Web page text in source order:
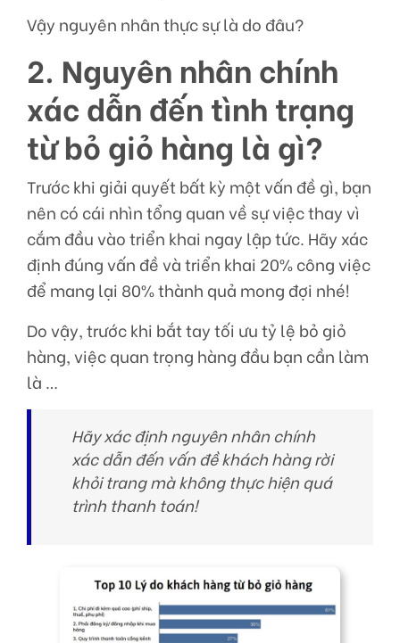
Vậy nguyên nhân thực sự là do đâu?
2. Nguyên nhân chính
xác dẫn đến tình trạng
từ bỏ giỏ hàng là gì?
Trước khi giải quyết bất kỳ một vấn đề gì, bạn
nên có cái nhìn tổng quan về sự việc thay vì
cắm đầu vào triển khai ngay lập tức. Hãy xác
định đúng vấn đề và triển khai 20% công việc
để mang lại 80% thành quả mong đợi nhé!
Do vậy, trước khi bắt tay tối ưu tỷ lệ bỏ giỏ
hàng, việc quan trọng hàng đầu bạn cần làm
là …
Hãy xác định nguyên nhân chính
xác dẫn đến vấn đề khách hàng rời
khỏi trang mà không thực hiện quá
trình thanh toán!